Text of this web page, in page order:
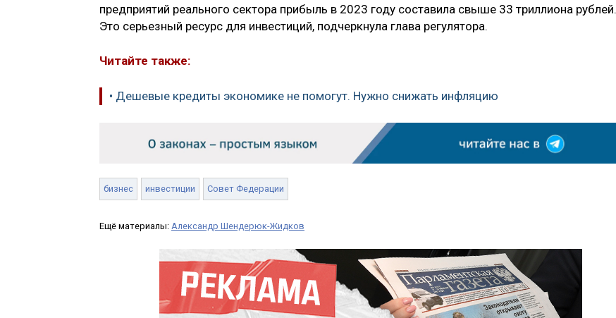
предприятий реального сектора прибыль в 2023 году составила свыше 33 триллиона рублей.
Это серьезный ресурс для инвестиций, подчеркнула глава регулятора.
Читайте также:
• Дешевые кредиты экономике не помогут. Нужно снижать инфляцию
бизнес инвестиции Совет Федерации
Ещё материалы: Александр Шендерюк-Жидков